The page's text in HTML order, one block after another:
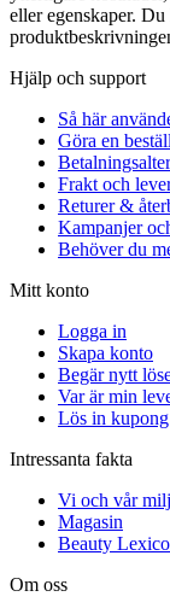
eller egenskaper.
Hjälp och support
Så här
Göra en
Frakt och
Returer &
Kampanjer
Behöver du
Mitt konto
Logga in
Skapa konto
Begär nytt
Var är min
Lös in kupong
Intressanta fakta
Vi och vår
Magasin
Beauty
Om oss